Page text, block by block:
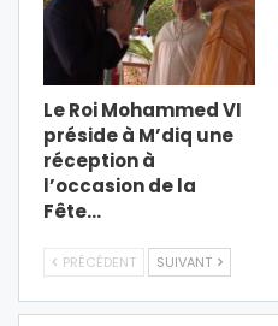
Le Roi Mohammed VI
préside à M’diq une
réception à
l’occasion de la
Fête…
PRÉCÉDENT SUIVANT